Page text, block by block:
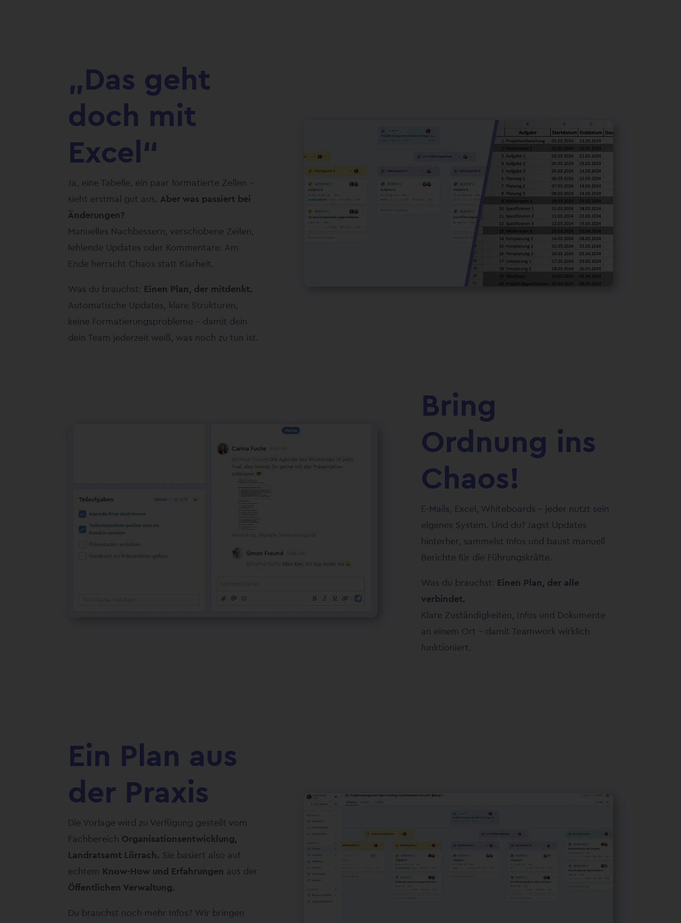
„Das geht
doch mit
Excel“
Ja, eine Tabelle, ein paar formatierte Zellen –
sieht erstmal gut aus. Aber was passiert bei
Änderungen?
Manuelles Nachbessern, verschobene Zeilen,
fehlende Updates oder Kommentare. Am
Ende herrscht Chaos statt Klarheit.
Was du brauchst: Einen Plan, der mitdenkt.
Automatische Updates, klare Strukturen,
keine Formatierungsprobleme – damit dein
dein Team jederzeit weiß, was noch zu tun ist.
Bring
Ordnung ins
Chaos!
E-Mails, Excel, Whiteboards – jeder nutzt sein
eigenes System. Und du? Jagst Updates
hinterher, sammelst Infos und baust manuell
Berichte für die Führungskräfte.
Was du brauchst: Einen Plan, der alle
verbindet.
Klare Zuständigkeiten, Infos und Dokumente
an einem Ort – damit Teamwork wirklich
funktioniert.
Ein Plan aus
der Praxis
Die Vorlage wird zu Verfügung gestellt vom
Fachbereich Organisationsentwicklung,
Landratsamt Lörrach. Sie basiert also auf
echtem Know-How und Erfahrungen aus der
Öffentlichen Verwaltung.
Du brauchst noch mehr Infos? Wir bringen